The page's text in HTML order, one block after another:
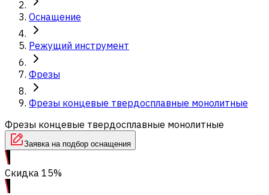
Оснащение
Режущий инструмент
Фрезы
Фрезы концевые твердосплавные монолитные
Фрезы концевые твердосплавные монолитные
Заявка на подбор оснащения
Скидка 15%